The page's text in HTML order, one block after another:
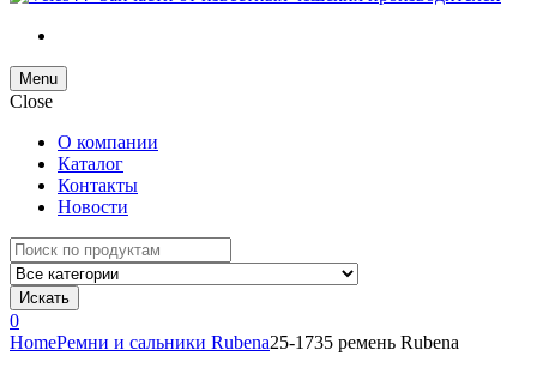
Menu
Close
О компании
Каталог
Контакты
Новости
Search
for:
Искать
0
HomeРемни и сальники Rubena25-1735 ремень Rubena